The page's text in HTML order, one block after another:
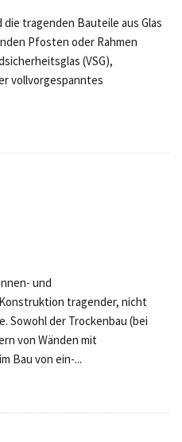
tragenden Bauteile aus Glas
Pfosten oder Rahmen
(VSG),
vollvorgespanntes
und
tragender, nicht
Sowohl der Trockenbau (bei
von Wänden mit
Bau von ein-...